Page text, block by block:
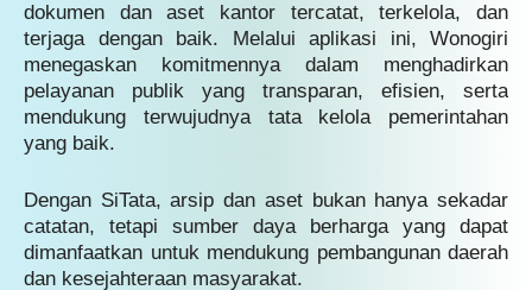
dokumen dan aset kantor tercatat, terkelola, dan
terjaga dengan baik. Melalui aplikasi ini, Wonogiri
menegaskan komitmennya dalam menghadirkan
pelayanan publik yang transparan, efisien, serta
mendukung terwujudnya tata kelola pemerintahan
yang baik.
Dengan SiTata, arsip dan aset bukan hanya sekadar
catatan, tetapi sumber daya berharga yang dapat
dimanfaatkan untuk mendukung pembangunan daerah
dan kesejahteraan masyarakat.